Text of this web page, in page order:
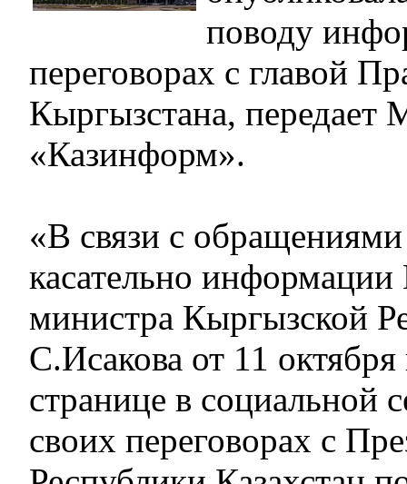
поводу
переговорах с главой
Кыргызстана,
«Казинформ».
«В связи с
касательно
министра Кыргызской
С.Исакова от 11
странице в социальной
своих переговорах с